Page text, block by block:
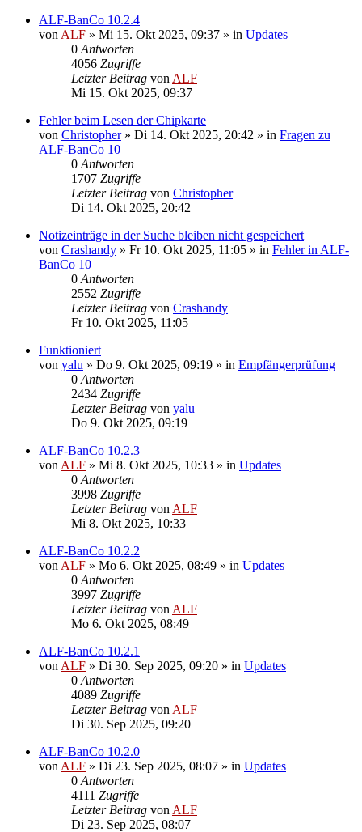
ALF-BanCo 10.2.4
von ALF » Mi 15. Okt 2025, 09:37 » in Updates
0 Antworten
4056 Zugriffe
Letzter Beitrag von ALF
Mi 15. Okt 2025, 09:37
Fehler beim Lesen der Chipkarte
von Christopher» Di 14. Okt 2025, 20:42 » in Fragen zu
ALF-BanCo 10
0 Antworten
1707 Zugriffe
Letzter Beitrag von Christopher
Di 14. Okt 2025, 20:42
Notizeinträge in der Suche bleiben nicht gespeichert
von Crashandy » Fr 10. Okt 2025, 11:05 » in Fehler in ALF-
BanCo 10
0 Antworten
2552 Zugriffe
Letzter Beitrag von Crashandy
Fr 10. Okt 2025, 11:05
Funktioniert
von yalu » Do 9. Okt 2025, 09:19 » in Empfängerprüfung
0 Antworten
2434 Zugriffe
Letzter Beitrag von yalu
Do 9. Okt 2025, 09:19
ALF-BanCo 10.2.3
von ALF » Mi 8. Okt 2025, 10:33 » in Updates
0 Antworten
3998 Zugriffe
Letzter Beitrag von ALF
Mi 8. Okt 2025, 10:33
ALF-BanCo 10.2.2
von ALF » Mo 6. Okt 2025, 08:49 » in Updates
0 Antworten
3997 Zugriffe
Letzter Beitrag von ALF
Mo 6. Okt 2025, 08:49
ALF-BanCo 10.2.1
von ALF » Di 30. Sep 2025, 09:20 » in Updates
0 Antworten
4089 Zugriffe
Letzter Beitrag von ALF
Di 30. Sep 2025, 09:20
ALF-BanCo 10.2.0
von ALF » Di 23. Sep 2025, 08:07 » in Updates
0 Antworten
4111 Zugriffe
Letzter Beitrag von ALF
Di 23. Sep 2025, 08:07